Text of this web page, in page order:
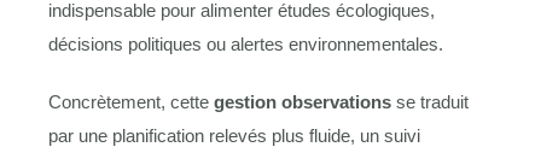
indispensable pour alimenter études écologiques,
décisions politiques ou alertes environnementales.
Concrètement, cette gestion observations se traduit
par une planification relevés plus fluide, un suivi